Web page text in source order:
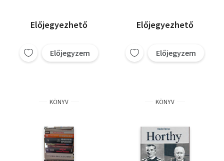
Előjegyezhető
Előjegyzem
Előjegyezhető
Előjegyzem
KÖNYV KÖNYV